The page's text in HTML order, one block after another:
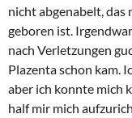
nicht abgenabelt, das
geboren ist.
nach Verletzungen
Plazenta schon kam.
aber ich konnte mich
half mir mich